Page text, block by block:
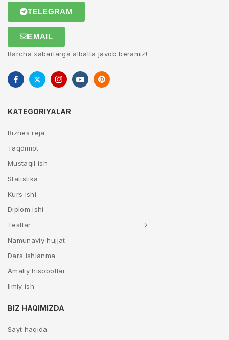
TELEGRAM
EMAIL
Barcha xabarlarga albatta javob beramiz!
KATEGORIYALAR
Biznes reja
Taqdimot
Mustaqil ish
Statistika
Kurs ishi
Diplom ishi
Testlar
Namunaviy hujjat
Dars ishlanma
Amaliy hisobotlar
Ilmiy ish
BIZ HAQIMIZDA
Sayt haqida